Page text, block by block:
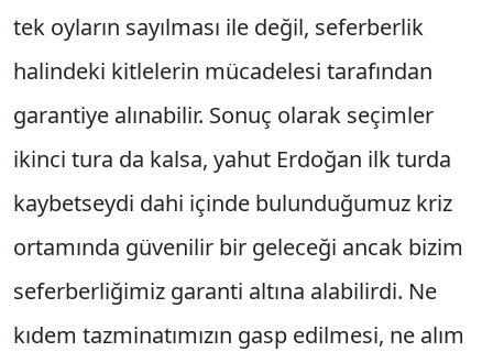
tek oyların sayılması ile değil, seferberlik
halindeki kitlelerin mücadelesi tarafından
garantiye alınabilir. Sonuç olarak seçimler
ikinci tura da kalsa, yahut Erdoğan ilk turda
kaybetseydi dahi içinde bulunduğumuz kriz
ortamında güvenilir bir geleceği ancak bizim
seferberliğimiz garanti altına alabilirdi. Ne
kıdem tazminatımızın gasp edilmesi, ne alım